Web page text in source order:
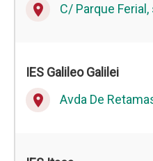
place C/ Parque
IES Galileo Galilei
place Avda De